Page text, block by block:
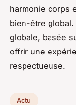
harmonie corps
bien-être global.
globale, basée
offrir une
respectueuse.
Actu